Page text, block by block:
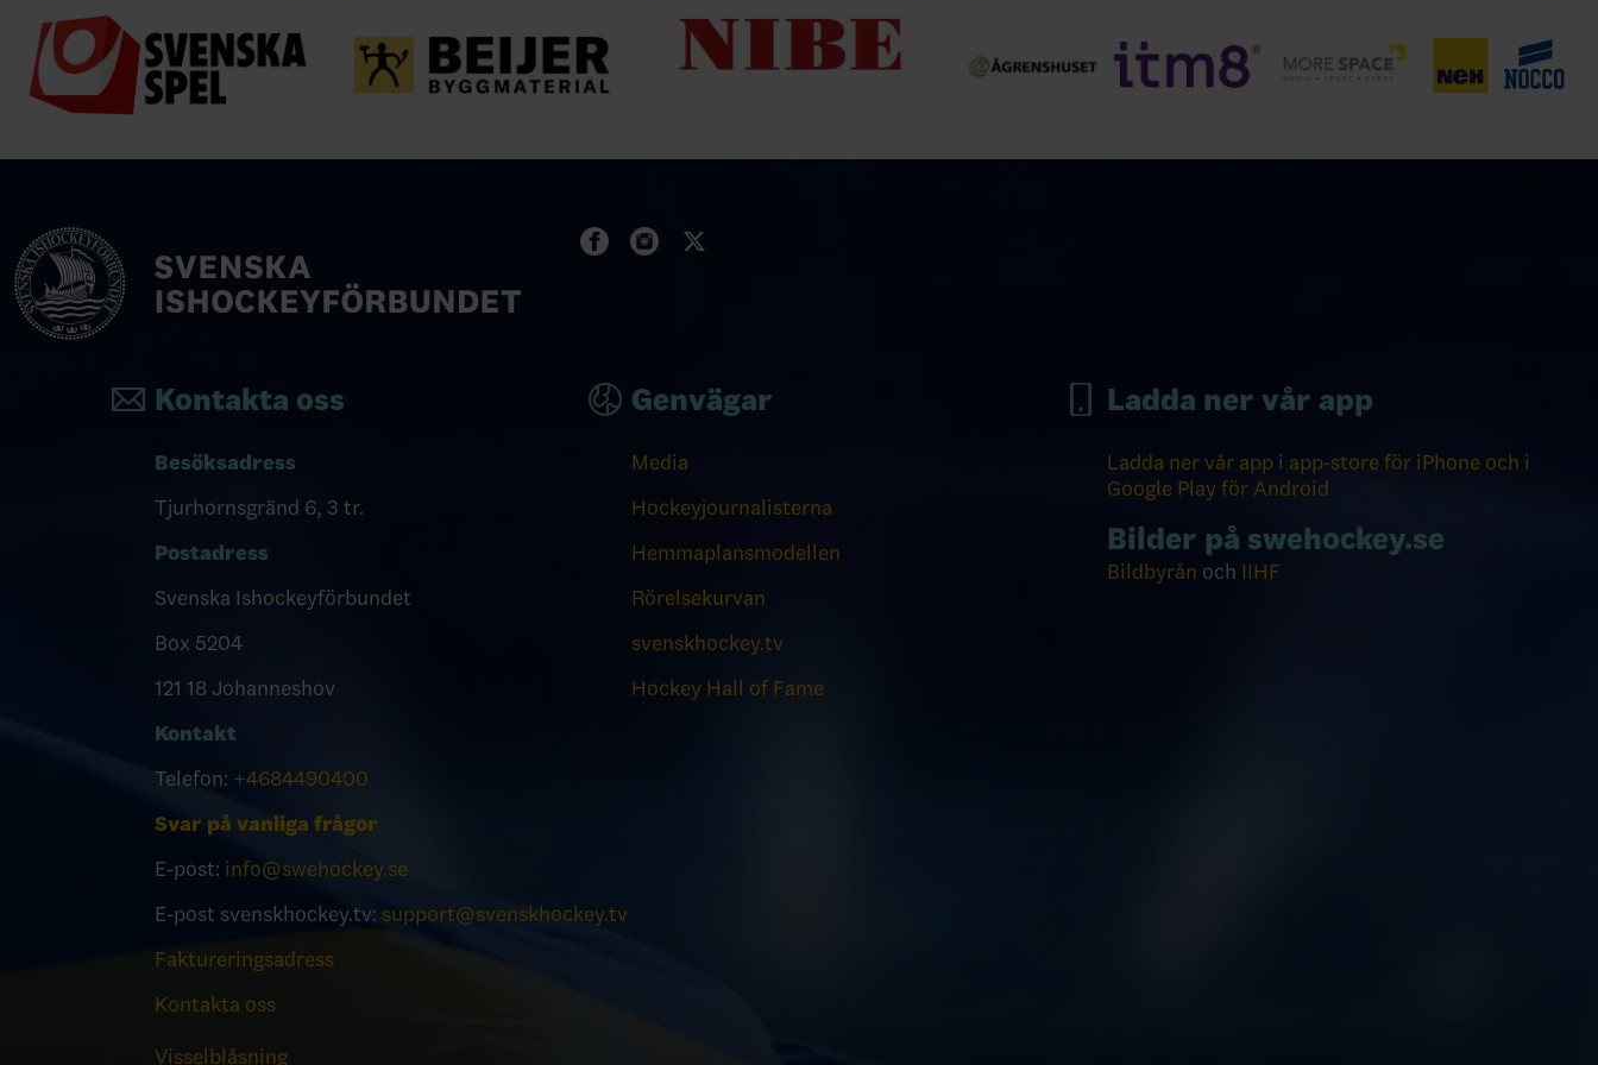
Kontakta oss
Besöksadress
Tjurhornsgränd 6, 3 tr.
Postadress
Svenska Ishockeyförbundet
Box 5204
121 18 Johanneshov
Kontakt
Telefon: +4684490400
Svar på vanliga frågor
E-post: info@swehockey.se
E-post svenskhockey.tv: support@svenskhockey.tv
Faktureringsadress
Kontakta oss
Visselblåsning
Genvägar
Media
Hockeyjournalisterna
Hemmaplansmodellen
Rörelsekurvan
svenskhockey.tv
Hockey Hall of Fame
Ladda ner vår app
Ladda ner vår app i app-store för iPhone och i
Google Play för Android
Bilder på swehockey.se
Bildbyrån och IIHF